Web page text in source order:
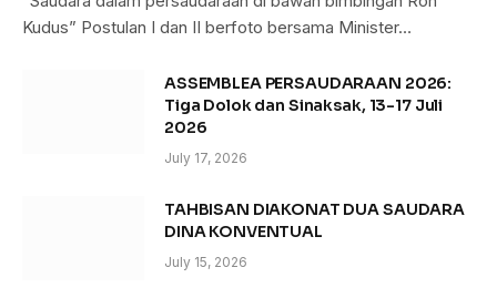
Kudus” Postulan I dan II berfoto bersama Minister…
ASSEMBLEA PERSAUDARAAN 2026:
Tiga Dolok dan Sinaksak, 13-17 Juli
2026
July 17, 2026
TAHBISAN DIAKONAT DUA SAUDARA
DINA KONVENTUAL
July 15, 2026